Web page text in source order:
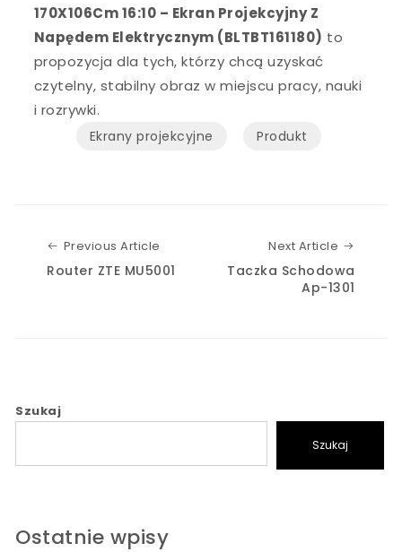
170X106Cm 16:10 – Ekran Projekcyjny Z
Napędem Elektrycznym (BLTBT161180) to
propozycja dla tych, którzy chcą uzyskać
czytelny, stabilny obraz w miejscu pracy, nauki
i rozrywki.
Ekrany projekcyjne Produkt
Previous Article
Router ZTE MU5001
Next Article
Taczka Schodowa
Ap-1301
Szukaj
Szukaj
Ostatnie wpisy